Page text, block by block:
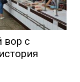
вор с